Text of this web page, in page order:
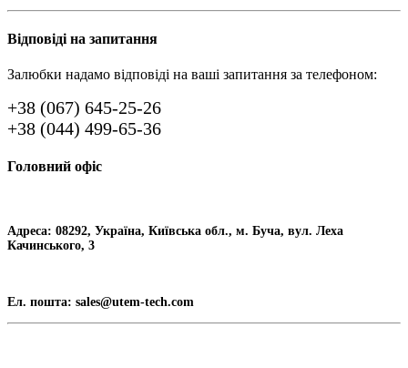
Відповіді на запитання
Залюбки надамо відповіді на ваші запитання за телефоном:
+38 (067) 645-25-26
+38 (044) 499-65-36
Головний офіс
Адреса: 08292, Україна, Київська обл., м. Буча, вул. Леха
Качинського, 3
Ел. пошта: sales@utem-tech.com